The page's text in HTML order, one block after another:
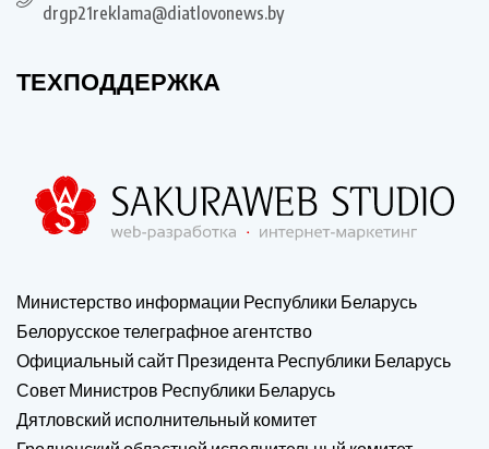
drgp21reklama@diatlovonews.by
ТЕХПОДДЕРЖКА
Министерство информации Республики Беларусь
Белорусское телеграфное агентство
Официальный сайт Президента Республики Беларусь
Совет Министров Республики Беларусь
Дятловский исполнительный комитет